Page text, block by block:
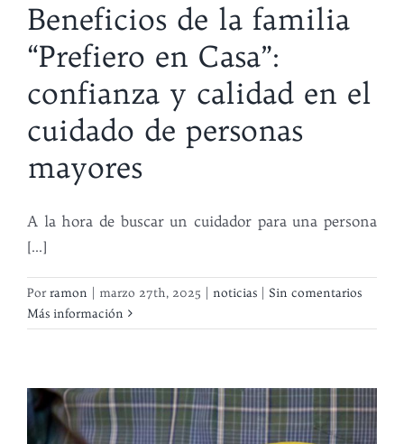
Beneficios de la familia
“Prefiero en Casa”:
confianza y calidad en el
cuidado de personas
mayores
A la hora de buscar un cuidador para una persona
[...]
Porramon marzo 27th, 2025 noticias
Sin comentarios
Más información